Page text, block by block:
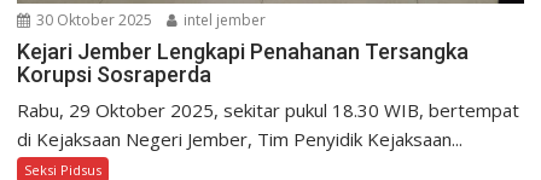
30 Oktober 2025 intel jember
Kejari Jember Lengkapi Penahanan Tersangka
Korupsi Sosraperda
Rabu, 29 Oktober 2025, sekitar pukul 18.30 WIB, bertempat
di Kejaksaan Negeri Jember, Tim Penyidik Kejaksaan...
Seksi Pidsus